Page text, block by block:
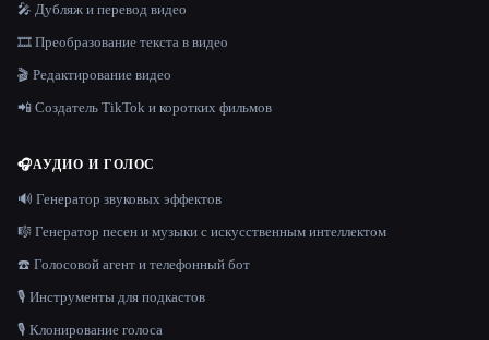
🎤 Дубляж и перевод видео
🎞️ Преобразование текста в видео
🎬 Редактирование видео
📲 Создатель TikTok и коротких фильмов
🎧АУДИО И ГОЛОС
🔊 Генератор звуковых эффектов
🎼 Генератор песен и музыки с искусственным интеллектом
☎️ Голосовой агент и телефонный бот
🎙️ Инструменты для подкастов
🎙️ Клонирование голоса